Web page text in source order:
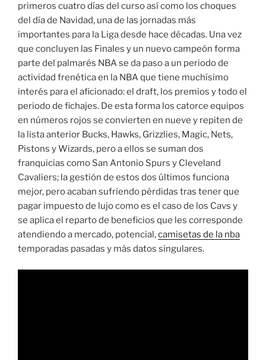
primeros cuatro días del curso así como los choques
del día de Navidad, una de las jornadas más
importantes para la Liga desde hace décadas. Una vez
que concluyen las Finales y un nuevo campeón forma
parte del palmarés NBA se da paso a un periodo de
actividad frenética en la NBA que tiene muchísimo
interés para el aficionado: el draft, los premios y todo el
periodo de fichajes. De esta forma los catorce equipos
en números rojos se convierten en nueve y repiten de
la lista anterior Bucks, Hawks, Grizzlies, Magic, Nets,
Pistons y Wizards, pero a ellos se suman dos
franquicias como San Antonio Spurs y Cleveland
Cavaliers; la gestión de estos dos últimos funciona
mejor, pero acaban sufriendo pérdidas tras tener que
pagar impuesto de lujo como es el caso de los Cavs y
se aplica el reparto de beneficios que les corresponde
atendiendo a mercado, potencial,camisetas de la nba
temporadas pasadas y más datos singulares.